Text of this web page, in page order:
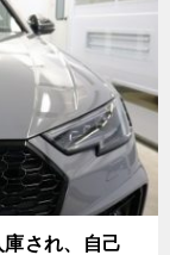
され、自己